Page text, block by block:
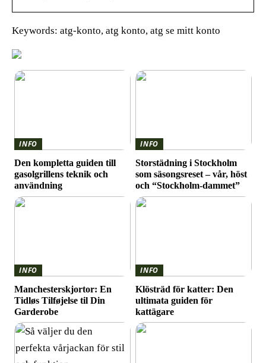
Keywords: atg-konto, atg konto, atg se mitt konto
INFO
Den kompletta guiden till
gasolgrillens teknik och
användning
INFO
Storstädning i Stockholm
som säsongsreset – vår, höst
och “Stockholm-dammet”
INFO
Manchesterskjortor: En
Tidløs Tilføjelse til Din
Garderobe
INFO
Klösträd för katter: Den
ultimata guiden för
kattägare